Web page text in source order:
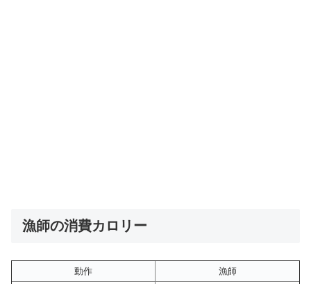
漁師の消費カロリー
動作
漁師